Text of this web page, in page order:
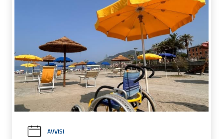
AVVISI